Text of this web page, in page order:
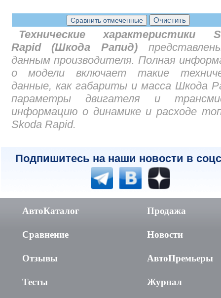
Технические характеристики
Rapid (Шкода Рапид)
данным производителя. Полная
о модели включает такие
данные, как габариты и масса Шкода
параметры двигателя и
информацию о динамике и расходе
Skoda Rapid.
Подпишитесь на наши новости в
АвтоКаталог
Сравнение
Отзывы
Тесты
Продажа
Новости
АвтоПремьеры
Журнал